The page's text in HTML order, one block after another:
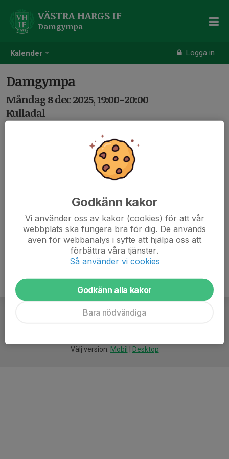
Kalender Logga in
VÄSTRA HARGS IF
Damgympa
Damgympa
Måndag 8 dec 2025, 19:00-20:00
Kulladal
Välj version: Mobil Desktop
Godkänn kakor
Vi använder oss av kakor (cookies) för att vår
webbplats ska fungera bra för dig. De används
även för webbanalys i syfte att hjälpa oss att
förbättra våra tjänster.
Så använder vi cookies
Godkänn alla kakor
Bara nödvändiga